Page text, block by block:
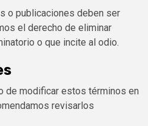
o publicaciones deben ser
el derecho de eliminar
o que incite al odio.
de modificar estos términos en
revisarlos